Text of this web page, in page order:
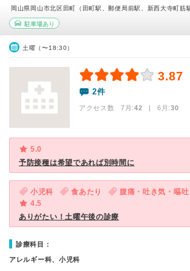
岡山県岡山市北区田町（田町駅、郵便局前駅、新西大寺町筋
駐車場あり
土曜（〜18:30）
3.87
2件
アクセス数 7月:42 | 6月:30
5.0
予防接種は希望であれば別時間に
小児科 食あたり
腹痛・吐き気・嘔吐
4.5
ありがたい！土曜午後の診療
診療科目：
アレルギー科、小児科